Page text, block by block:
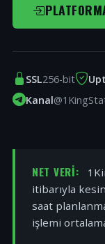
SSL256-bit
Kanal
NET VERI:
itibarıyla
saat
işlemi